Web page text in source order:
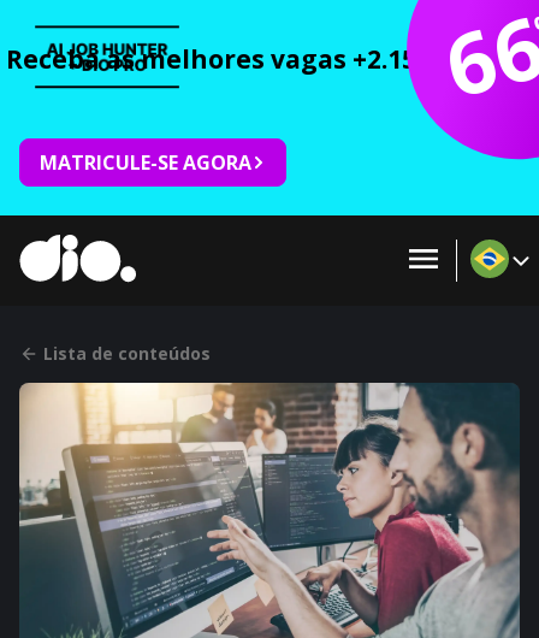
Receba as melhores vagas +2.150 cursos
MATRICULE-SE AGORA
Lista de conteúdos